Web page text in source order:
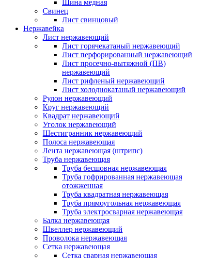
Шина медная
Свинец
Лист свинцовый
Нержавейка
Лист нержавеющий
Лист горячекатаный нержавеющий
Лист перфорированный нержавеющий
Лист просечно-вытяжной (ПВ)
нержавеющий
Лист рифленый нержавеющий
Лист холоднокатаный нержавеющий
Рулон нержавеющий
Круг нержавеющий
Квадрат нержавеющий
Уголок нержавеющий
Шестигранник нержавеющий
Полоса нержавеющая
Лента нержавеющая (штрипс)
Труба нержавеющая
Труба бесшовная нержавеющая
Труба гофрированная нержавеющая
отожженная
Труба квадратная нержавеющая
Труба прямоугольная нержавеющая
Труба электросварная нержавеющая
Балка нержавеющая
Швеллер нержавеющий
Проволока нержавеющая
Сетка нержавеющая
Сетка сварная нержавеющая